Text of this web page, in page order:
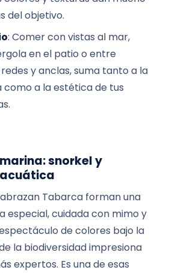
del objetivo.
: Comer con vistas al mar,
en el patio o entre
y anclas, suma tanto a la
como a la estética de tus
snorkel y
abrazan Tabarca forman una
especial, cuidada con mimo y
de colores bajo la
la biodiversidad impresiona
expertos. Es una de esas